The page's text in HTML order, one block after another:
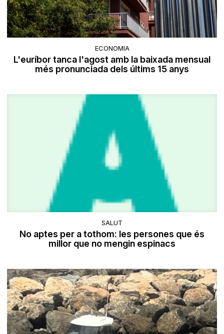
ECONOMIA
L'euríbor tanca l'agost amb la baixada mensual
més pronunciada dels últims 15 anys
SALUT
No aptes per a tothom: les persones que és
millor que no mengin espinacs